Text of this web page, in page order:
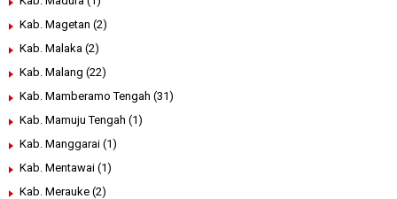
Kab. Magetan (2)
Kab. Malaka (2)
Kab. Malang (22)
Kab. Mamberamo Tengah (31)
Kab. Mamuju Tengah (1)
Kab. Manggarai (1)
Kab. Mentawai (1)
Kab. Merauke (2)